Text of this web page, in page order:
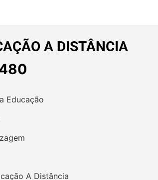
A DISTÂNCIA
Educação
A Distância